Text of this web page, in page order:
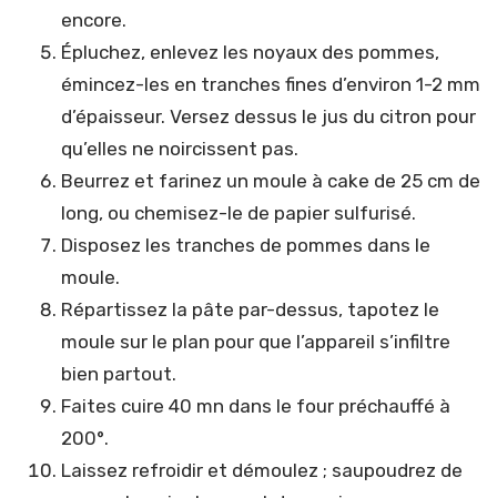
encore.
Épluchez, enlevez les noyaux des pommes,
émincez-les en tranches fines d’environ 1-2 mm
d’épaisseur. Versez dessus le jus du citron pour
qu’elles ne noircissent pas.
Beurrez et farinez un moule à cake de 25 cm de
long, ou chemisez-le de papier sulfurisé.
Disposez les tranches de pommes dans le
moule.
Répartissez la pâte par-dessus, tapotez le
moule sur le plan pour que l’appareil s’infiltre
bien partout.
Faites cuire 40 mn dans le four préchauffé à
200°.
Laissez refroidir et démoulez ; saupoudrez de